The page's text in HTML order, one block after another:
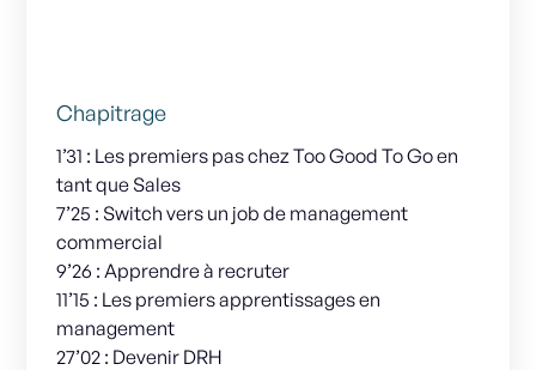
Chapitrage
1’31 : Les premiers pas chez Too Good To Go en
tant que Sales
7’25 : Switch vers un job de management
commercial
9’26 : Apprendre à recruter
11’15 : Les premiers apprentissages en
management
27’02 : Devenir DRH